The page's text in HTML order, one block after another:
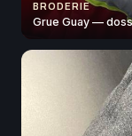
BRODERIE
Grue Guay —